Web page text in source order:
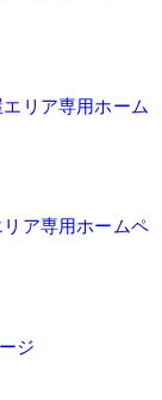
リア専用ホーム
ア専用ホームペ
ジ